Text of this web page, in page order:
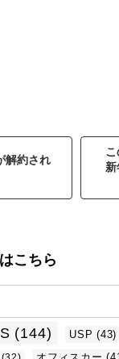
解約され
新
こちら
(144) USP (43)